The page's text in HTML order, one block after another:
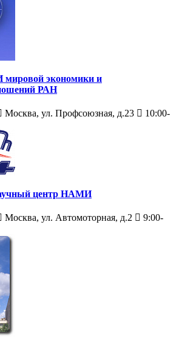
экономики и
РАН
Москва, ул. Профсоюзная, д.23
10:00-
центр НАМИ
Москва, ул. Автомоторная, д.2
9:00-